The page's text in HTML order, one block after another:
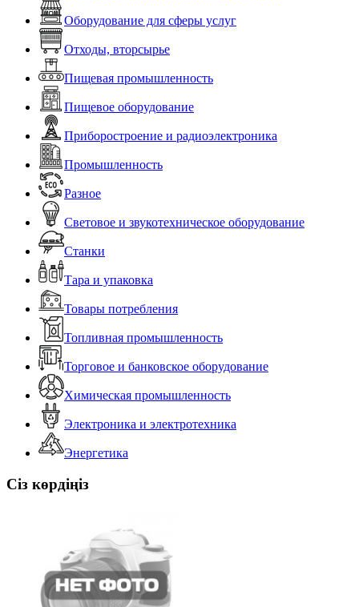
Оборудование для сферы услуг
Отходы, вторсырье
Пищевая промышленность
Пищевое оборудование
Приборостроение и радиоэлектроника
Промышленность
Разное
Световое и звукотехническое оборудование
Станки
Тара и упаковка
Товары потребления
Топливная промышленность
Торговое и банковское оборудование
Химическая промышленность
Электроника и электротехника
Энергетика
Сіз көрдіңіз